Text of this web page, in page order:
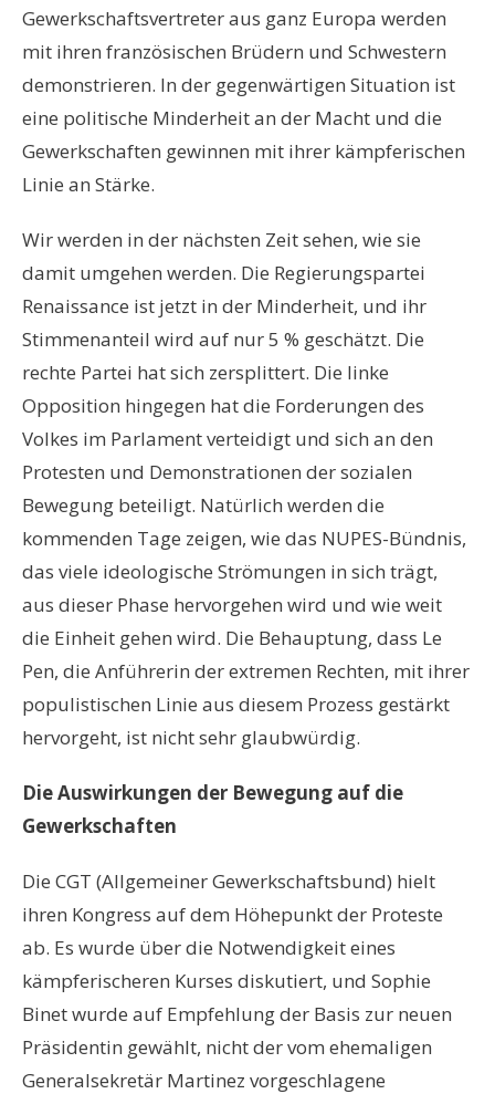
Gewerkschaftsvertreter aus ganz Europa werden
mit ihren französischen Brüdern und Schwestern
demonstrieren. In der gegenwärtigen Situation ist
eine politische Minderheit an der Macht und die
Gewerkschaften gewinnen mit ihrer kämpferischen
Linie an Stärke.
Wir werden in der nächsten Zeit sehen, wie sie
damit umgehen werden. Die Regierungspartei
Renaissance ist jetzt in der Minderheit, und ihr
Stimmenanteil wird auf nur 5 % geschätzt. Die
rechte Partei hat sich zersplittert. Die linke
Opposition hingegen hat die Forderungen des
Volkes im Parlament verteidigt und sich an den
Protesten und Demonstrationen der sozialen
Bewegung beteiligt. Natürlich werden die
kommenden Tage zeigen, wie das NUPES-Bündnis,
das viele ideologische Strömungen in sich trägt,
aus dieser Phase hervorgehen wird und wie weit
die Einheit gehen wird. Die Behauptung, dass Le
Pen, die Anführerin der extremen Rechten, mit ihrer
populistischen Linie aus diesem Prozess gestärkt
hervorgeht, ist nicht sehr glaubwürdig.
Die Auswirkungen der Bewegung auf die
Gewerkschaften
Die CGT (Allgemeiner Gewerkschaftsbund) hielt
ihren Kongress auf dem Höhepunkt der Proteste
ab. Es wurde über die Notwendigkeit eines
kämpferischeren Kurses diskutiert, und Sophie
Binet wurde auf Empfehlung der Basis zur neuen
Präsidentin gewählt, nicht der vom ehemaligen
Generalsekretär Martinez vorgeschlagene